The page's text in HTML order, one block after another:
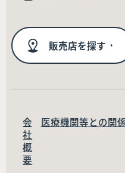
販売店を探す
会
社
概
要
医療機関等との関